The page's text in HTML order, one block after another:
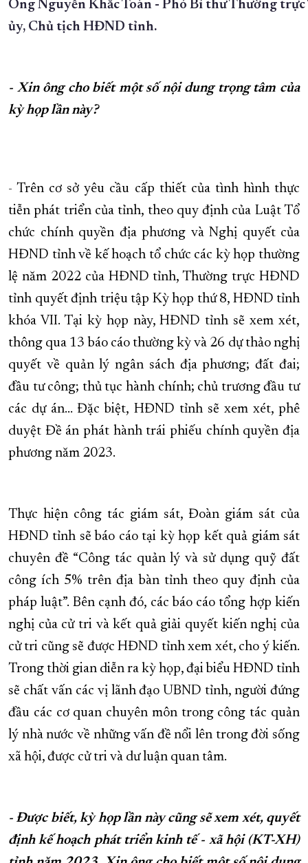
Ông Nguyễn Khắc Toàn - Phó Bí thư Thường
ủy, Chủ tịch HĐND tỉnh.
- Xin ông cho biết một số nội dung trọng tâm của
kỳ họp lần này?
- Trên cơ sở yêu cầu cấp thiết của tình hình thực
tiễn phát triển của tỉnh, theo quy định của Luật Tổ
chức chính quyền địa phương và Nghị quyết của
HĐND tỉnh về kế hoạch tổ chức các kỳ họp thường
lệ năm 2022 của HĐND tỉnh, Thường trực HĐND
tỉnh quyết định triệu tập Kỳ họp thứ 8, HĐND tỉnh
khóa VII. Tại kỳ họp này, HĐND tỉnh sẽ xem xét,
thông qua 13 báo cáo thường kỳ và 26 dự thảo nghị
quyết về quản lý ngân sách địa phương; đất đai;
đầu tư công; thủ tục hành chính; chủ trương đầu tư
các dự án… Đặc biệt, HĐND tỉnh sẽ xem xét, phê
duyệt Đề án phát hành trái phiếu chính quyền địa
phương năm 2023.
Thực hiện công tác giám sát, Đoàn giám sát của
HĐND tỉnh sẽ báo cáo tại kỳ họp kết quả giám sát
chuyên đề “Công tác quản lý và sử dụng quỹ đất
công ích 5% trên địa bàn tỉnh theo quy định của
pháp luật”. Bên cạnh đó, các báo cáo tổng hợp kiến
nghị của cử tri và kết quả giải quyết kiến nghị của
cử tri cũng sẽ được HĐND tỉnh xem xét, cho ý kiến.
Trong thời gian diễn ra kỳ họp, đại biểu HĐND tỉnh
sẽ chất vấn các vị lãnh đạo UBND tỉnh, người đứng
đầu các cơ quan chuyên môn trong công tác quản
lý nhà nước về những vấn đề nổi lên trong đời sống
xã hội, được cử tri và dư luận quan tâm.
- Được biết, kỳ họp lần này cũng sẽ xem xét, quyết
định kế hoạch phát triển kinh tế - xã hội (KT-XH)